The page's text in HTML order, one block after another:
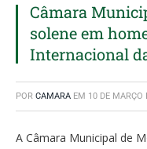
Câmara
solene em
Internacional
POR CAMARA EM 10 DE MARÇO
A Câmara Municipal de